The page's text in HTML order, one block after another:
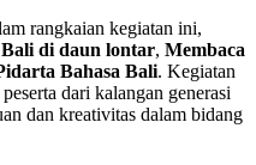
rangkaian kegiatan ini,
di daun lontar, Membaca
Bahasa Bali. Kegiatan
dari kalangan generasi
dan kreativitas dalam bidang